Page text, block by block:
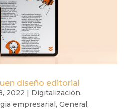
diseño editorial
2022 | Digitalización,
empresarial, General,